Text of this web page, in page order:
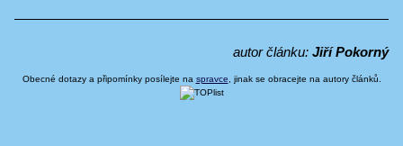
autor článku: Jiří Pokorný
Obecné dotazy a připomínky posílejte na spravce , jinak se obracejte na autory článků.